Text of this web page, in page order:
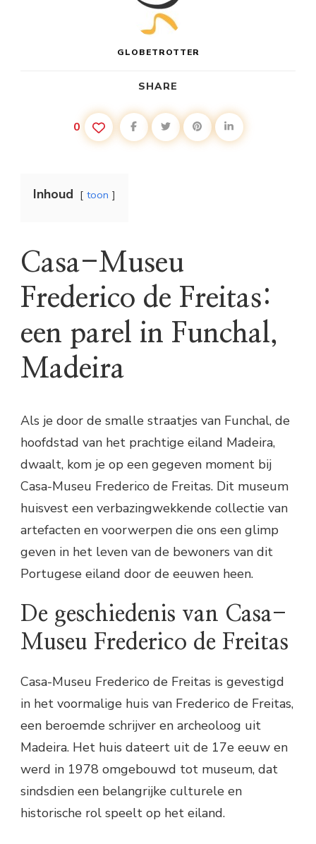
GLOBETROTTER
SHARE
0
Inhoud toon
Casa-Museu
Frederico de Freitas:
een parel in Funchal,
Madeira
Als je door de smalle straatjes van Funchal, de
hoofdstad van het prachtige eiland Madeira,
dwaalt, kom je op een gegeven moment bij
Casa-Museu Frederico de Freitas. Dit museum
huisvest een verbazingwekkende collectie van
artefacten en voorwerpen die ons een glimp
geven in het leven van de bewoners van dit
Portugese eiland door de eeuwen heen.
De geschiedenis van Casa-
Museu Frederico de Freitas
Casa-Museu Frederico de Freitas is gevestigd
in het voormalige huis van Frederico de Freitas,
een beroemde schrijver en archeoloog uit
Madeira. Het huis dateert uit de 17e eeuw en
werd in 1978 omgebouwd tot museum, dat
sindsdien een belangrijke culturele en
historische rol speelt op het eiland.